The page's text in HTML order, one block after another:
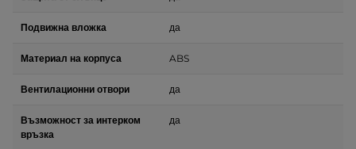
Подвижна вложка да
Материал на корпуса ABS
Вентилационни отвори да
Възможност за интерком
връзка
да